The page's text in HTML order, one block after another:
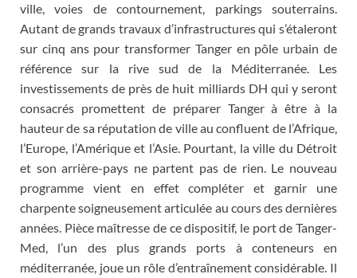
ville, voies de contournement, parkings souterrains.
Autant de grands travaux d’infrastructures qui s’étaleront
sur cinq ans pour transformer Tanger en pôle urbain de
référence sur la rive sud de la Méditerranée. Les
investissements de près de huit milliards DH qui y seront
consacrés promettent de préparer Tanger à être à la
hauteur de sa réputation de ville au confluent de l’Afrique,
l’Europe, l’Amérique et l’Asie. Pourtant, la ville du Détroit
et son arrière-pays ne partent pas de rien. Le nouveau
programme vient en effet compléter et garnir une
charpente soigneusement articulée au cours des dernières
années. Pièce maîtresse de ce dispositif, le port de Tanger-
Med, l’un des plus grands ports à conteneurs en
méditerranée, joue un rôle d’entraînement considérable. Il